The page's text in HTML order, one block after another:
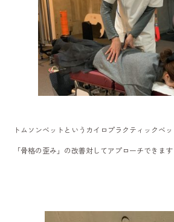
トムソンベットというカイロプラクティックベッ
「骨格の歪み」の改善対してアプローチできます